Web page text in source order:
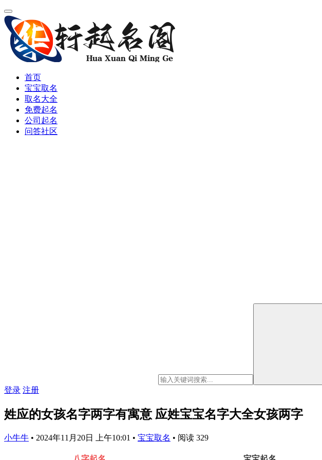
首页
宝宝取名
取名大全
免费起名
公司起名
问答社区
登录 注册
姓应的女孩名字两字有寓意 应姓宝宝名字大全女孩两字
小牛牛 • 2024年11月20日 上午10:01 • 宝宝取名 • 阅读 329